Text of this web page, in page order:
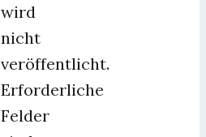
wird
nicht
veröffentlicht.
Erforderliche
Felder